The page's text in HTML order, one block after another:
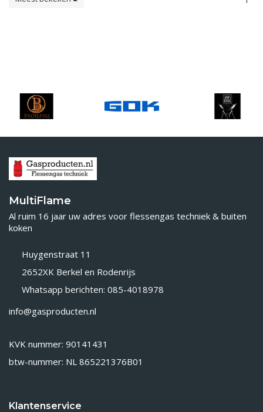
MultiFlame
Al ruim 16 jaar uw adres voor flessengas techniek & buiten
koken
Huygenstraat 11
2652XK Berkel en Rodenrijs
Whatsapp berichten: 085-4018978
info@gasproducten.nl
KVK nummer: 90141431
btw-nummer: NL 865221376B01
Klantenservice